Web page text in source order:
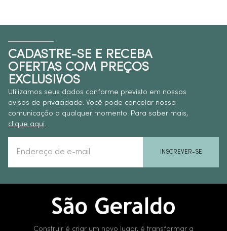
CADASTRE-SE E RECEBA
OFERTAS COM PREÇOS
EXCLUSIVOS
Utilizamos seus dados conforme previsto em nossos
avisos de privacidade. Você pode cancelar nossa
comunicação a qualquer momento. Para saber mais,
clique aqui.
INSCREVER-SE
Construir é criar um novo lugar, é transformar a